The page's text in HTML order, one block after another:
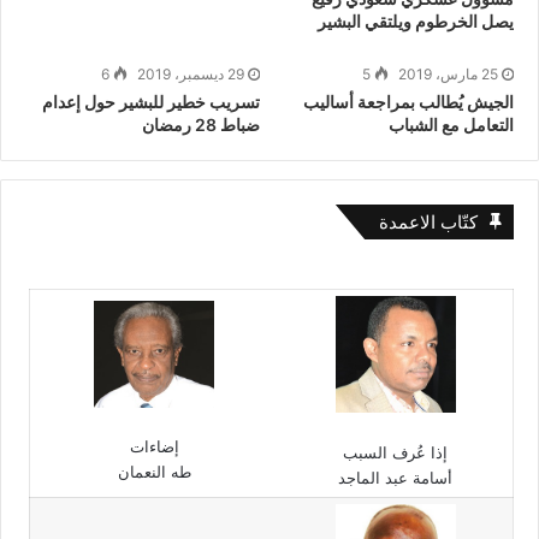
يصل الخرطوم ويلتقي البشير
25 مارس، 2019 5
الجيش يُطالب بمراجعة أساليب
التعامل مع الشباب
29 ديسمبر، 2019 6
تسريب خطير للبشير حول إعدام
ضباط 28 رمضان
كتّاب الاعمدة
إذا عُرف السبب
أسامة عبد الماجد
إضاءات
طه النعمان